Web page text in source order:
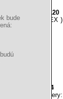
bude
10ks, S2, 8818120
1/2" IMBUS ( HEX )
9ks, S2, 8818124
2" Torx Rozmery: